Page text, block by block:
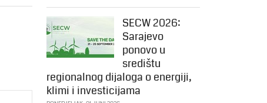
SECW 2026:
Sarajevo
ponovo u
središtu
regionalnog dijaloga o energiji,
klimi i investicijama